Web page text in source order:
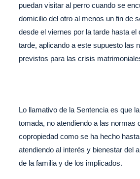
puedan visitar al perro cuando se
domicilio del otro al menos un fin de
desde el viernes por la tarde hasta el
tarde, aplicando a este supuesto las
previstos para las crisis
Lo llamativo de la Sentencia es que
tomada, no atendiendo a las normas
copropiedad como se ha hecho
atendiendo al interés y bienestar del
de la familia y de los implicados.